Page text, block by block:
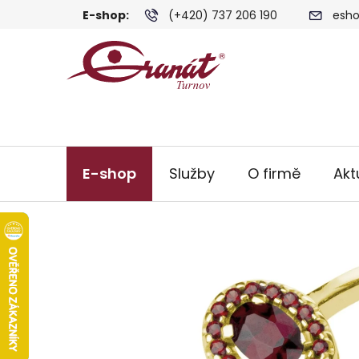
E-shop: (+420) 737 206 190
E-shop Služby O firmě